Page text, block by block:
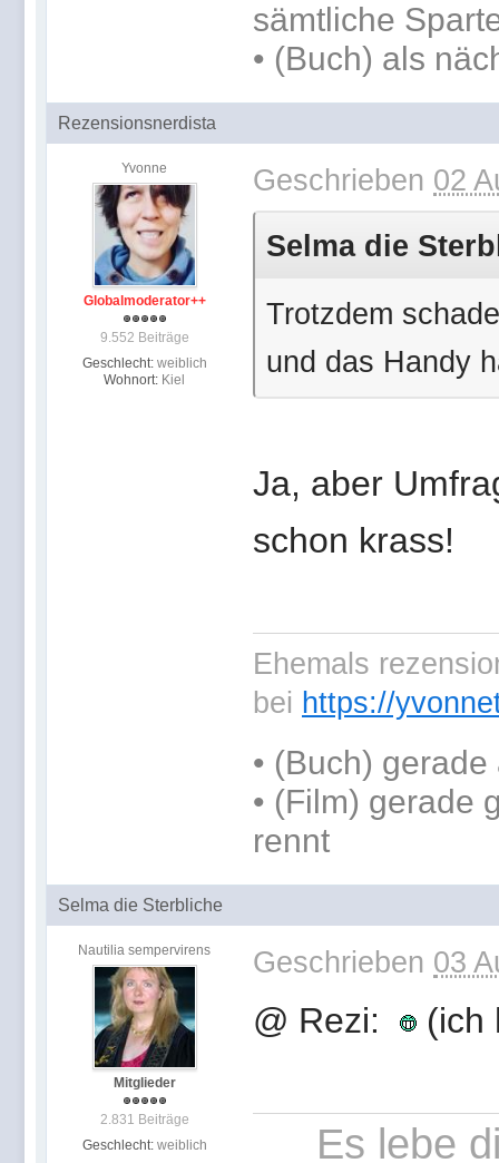
sämtliche
• (Buch) als
Rezensionsnerdista
Yvonne
Globalmoderator++
9.552 Beiträge
Geschlecht: weiblich
Wohnort: Kiel
Geschrieben 02
Selma die
Trotzdem
und das Handy
Ja, aber
schon krass!
Ehemals
bei https://
• (Buch) gerade
• (Film) gerade
rennt
Selma die Sterbliche
Nautilia sempervirens
Mitglieder
2.831 Beiträge
Geschlecht: weiblich
Geschrieben 03
@ Rezi: (ich
Es lebe